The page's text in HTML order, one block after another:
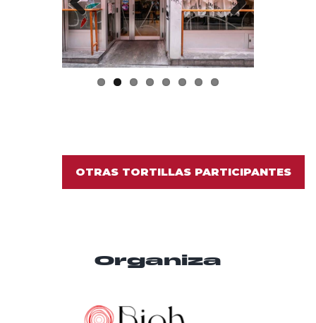
Previo
us
Next
OTRAS TORTILLAS PARTICIPANTES
Organiza